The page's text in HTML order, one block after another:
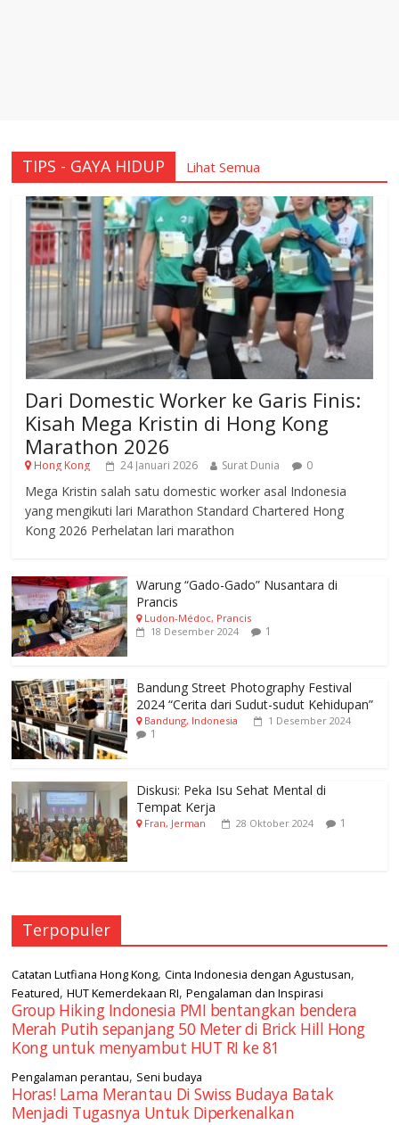
TIPS - GAYA HIDUP Lihat Semua
Dari Domestic Worker ke Garis Finis:
Kisah Mega Kristin di Hong Kong
Marathon 2026
Hong Kong 24 Januari 2026 Surat Dunia 0
Mega Kristin salah satu domestic worker asal Indonesia
yang mengikuti lari Marathon Standard Chartered Hong
Kong 2026 Perhelatan lari marathon
Warung “Gado-Gado” Nusantara di
Prancis
Ludon-Médoc, Prancis
18 Desember 2024
1
Bandung Street Photography Festival
2024 “Cerita dari Sudut-sudut Kehidupan”
Bandung, Indonesia 1 Desember 2024
1
Diskusi: Peka Isu Sehat Mental di
Tempat Kerja
Fran, Jerman 28 Oktober 2024 1
Terpopuler
Catatan Lutfiana Hong Kong,Cinta Indonesia dengan Agustusan,
Featured,HUT Kemerdekaan RI,Pengalaman dan Inspirasi
Group Hiking Indonesia PMI bentangkan bendera
Merah Putih sepanjang 50 Meter di Brick Hill Hong
Kong untuk menyambut HUT RI ke 81
Pengalaman perantau, Seni budaya
Horas! Lama Merantau Di Swiss Budaya Batak
Menjadi Tugasnya Untuk Diperkenalkan